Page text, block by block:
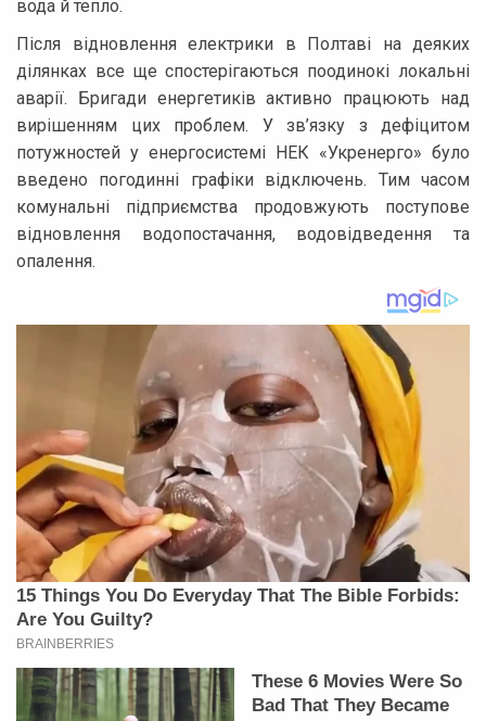
вода й тепло.
Після відновлення електрики в Полтаві на деяких
ділянках все ще спостерігаються поодинокі локальні
аварії. Бригади енергетиків активно працюють над
вирішенням цих проблем. У зв’язку з дефіцитом
потужностей у енергосистемі НЕК «Укренерго» було
введено погодинні графіки відключень. Тим часом
комунальні підприємства продовжують поступове
відновлення водопостачання, водовідведення та
опалення.